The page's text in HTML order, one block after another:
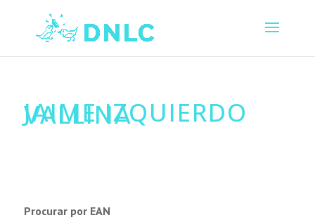
JAIME IZQUIERDO
VALLINA
Procurar por EAN